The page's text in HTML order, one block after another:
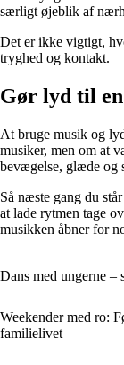
særligt øjeblik af
Det er ikke vigtigt,
tryghed og kontakt.
Gør lyd til
At bruge musik og
musiker, men om at
bevægelse, glæde og
Så næste gang du
at lade rytmen tage
musikken åbner for
Dans med ungerne
Weekender med ro:
familielivet